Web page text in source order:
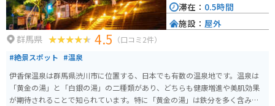
群馬県 4.5 （口コミ2件）
#絶景スポット #温泉
伊香保温泉は群馬県渋川市に位置する、日本でも有数の温泉地です。温泉は
「黄金の湯」と「白銀の湯」の二種類があり、どちらも健康増進や美肌効果
が期待されることで知られています。特に「黄金の湯」は鉄分を多く含み、
滞在： 0.5時間
施設： 屋外